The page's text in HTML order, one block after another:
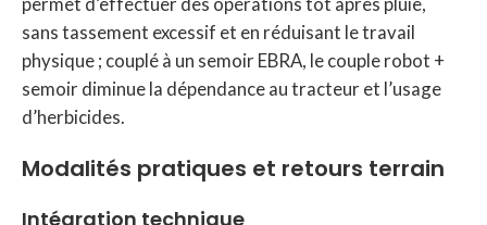
sans tassement excessif et en réduisant le travail
physique ; couplé à un semoir EBRA, le couple robot +
semoir diminue la dépendance au tracteur et l’usage
d’herbicides.
Modalités pratiques et retours terrain
Intégration technique